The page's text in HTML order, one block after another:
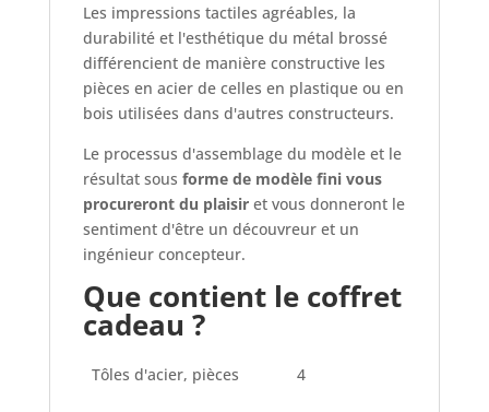
Les impressions tactiles agréables, la
durabilité et l'esthétique du métal brossé
différencient de manière constructive les
pièces en acier de celles en plastique ou en
bois utilisées dans d'autres constructeurs.
Le processus d'assemblage du modèle et le
résultat sous forme de modèle fini vous
procureront du plaisiret vous donneront le
sentiment d'être un découvreur et un
ingénieur concepteur.
Que contient le coffret
cadeau ?
Tôles d'acier, pièces 4